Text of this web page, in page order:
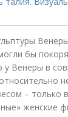
бы
у Венеры в
– только
женские